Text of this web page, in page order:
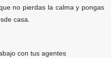
no pierdas la calma y pongas
casa.
con tus agentes